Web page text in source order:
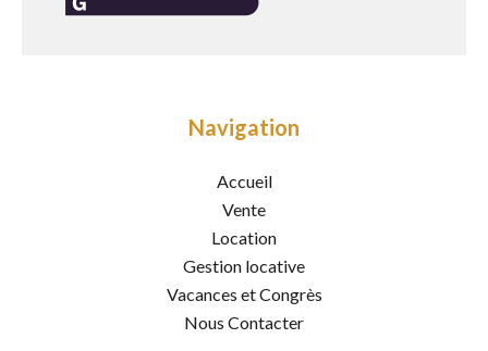
Navigation
Accueil
Vente
Location
Gestion locative
Vacances et Congrès
Nous Contacter